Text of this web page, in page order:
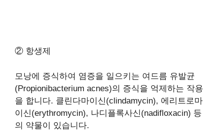
② 항생제
모낭에 증식하여 염증을 일으키는 여드름 유발균
(Propionibacterium acnes)의 증식을 억제하는 작용
을 합니다. 클린다마이신(clindamycin), 에리트로마
이신(erythromycin), 나디플록사신(nadifloxacin) 등
의 약물이 있습니다.